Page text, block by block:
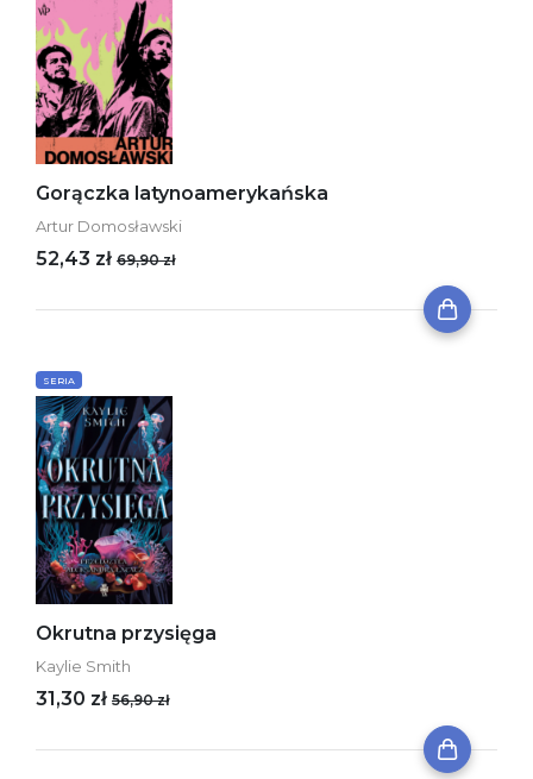
Gorączka latynoamerykańska
Artur Domosławski
52,43 zł 69,90 zł
SERIA
Okrutna przysięga
Kaylie Smith
31,30 zł 56,90 zł